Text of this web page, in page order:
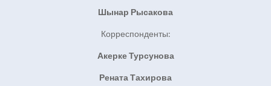
Шынар Рысакова
Корреспонденты:
Акерке Турсунова
Рената Тахирова